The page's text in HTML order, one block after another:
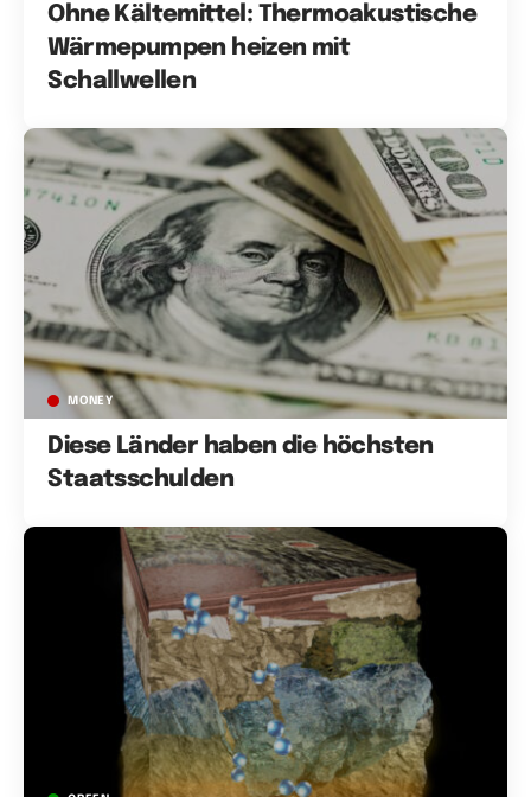
Ohne Kältemittel: Thermoakustische
Wärmepumpen heizen mit
Schallwellen
MONEY
Diese Länder haben die höchsten
Staatsschulden